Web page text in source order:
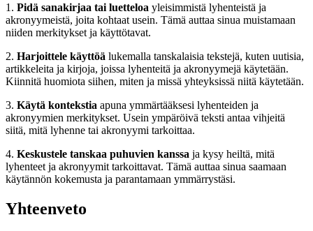
1. Pidä sanakirjaa tai luetteloa yleisimmistä lyhenteistä ja
akronyymeistä, joita kohtaat usein. Tämä auttaa sinua muistamaan
niiden merkitykset ja käyttötavat.
2. Harjoittele käyttöä lukemalla tanskalaisia tekstejä, kuten uutisia,
artikkeleita ja kirjoja, joissa lyhenteitä ja akronyymejä käytetään.
Kiinnitä huomiota siihen, miten ja missä yhteyksissä niitä käytetään.
3. Käytä kontekstia apuna ymmärtääksesi lyhenteiden ja
akronyymien merkitykset. Usein ympäröivä teksti antaa vihjeitä
siitä, mitä lyhenne tai akronyymi tarkoittaa.
4. Keskustele tanskaa puhuvien kanssa ja kysy heiltä, mitä
lyhenteet ja akronyymit tarkoittavat. Tämä auttaa sinua saamaan
käytännön kokemusta ja parantamaan ymmärrystäsi.
Yhteenveto